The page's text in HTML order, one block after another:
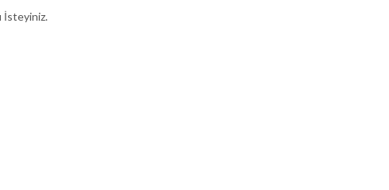
İsteyiniz.